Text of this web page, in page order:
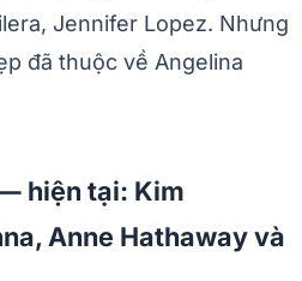
Jennifer Lopez. Nhưng
đã thuộc về Angelina
hiện tại: Kim
Anne Hathaway và